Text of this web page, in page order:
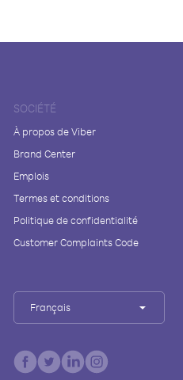
SOCIÉTÉ
À propos de Viber
Brand Center
Emplois
Termes et conditions
Politique de confidentialité
Customer Complaints Code
Français